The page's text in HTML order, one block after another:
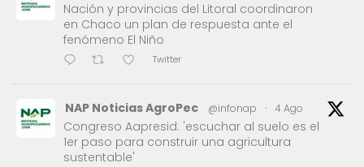
Nación y provincias del Litoral coordinaron
en Chaco un plan de respuesta ante el
fenómeno El Niño
Twitter
NAP Noticias AgroPec @infonap · 4 Ago
Congreso Aapresid: 'escuchar al suelo es el
1er paso para construir una agricultura
sustentable'